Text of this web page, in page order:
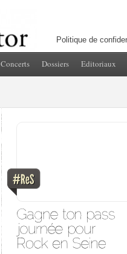
Politique de
Concerts Dossiers Editoriaux